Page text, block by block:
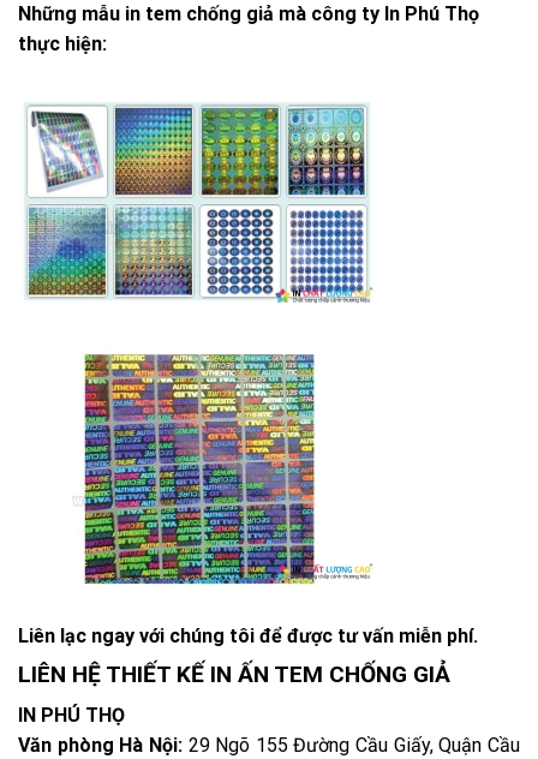
Những mẫu in tem chống giả mà công ty In Phú Thọ
thực hiện:
Liên lạc ngay với chúng tôi để được tư vấn miễn phí.
LIÊN HỆ THIẾT KẾ IN ẤN TEM CHỐNG GIẢ
IN PHÚ THỌ
Văn phòng Hà Nội: 29 Ngõ 155 Đường Cầu Giấy, Quận Cầu